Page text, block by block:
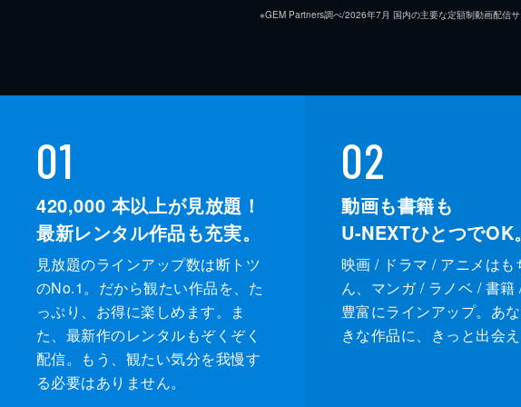
※GEM Partners調べ/2026年7⽉ 国内の主要な定額制動画配信
01
420,000 本以上が見放題！
最新レンタル作品も充実。
見放題のラインアップ数は断トツ
のNo.1。だから観たい作品を、た
っぷり、お得に楽しめます。ま
た、最新作のレンタルもぞくぞく
配信。もう、観たい気分を我慢す
る必要はありません。
02
動画も書籍も
U-NEXTひとつでOK。
映画 / ドラマ / アニメはも
ん、マンガ / ラノベ / 書籍
豊富にラインアップ。あ
きな作品に、きっと出会え